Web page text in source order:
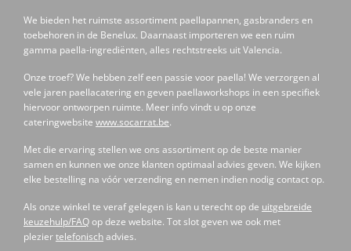
We bieden het ruimste assortiment paellapannen, gasbranders en
toebehoren in de Benelux. Daarnaast importeren we een ruim
gamma paella-ingrediënten, alles rechtstreeks uit Valencia.
Onze troef? We hebben zelf een passie voor paella! We verzorgen al
vele jaren paellacatering en geven paellaworkshops in een specifiek
hiervoor ontworpen ruimte. Meer info vindt u op onze
cateringwebsite www.socarrat.be.
Met die ervaring stellen we ons assortiment op de beste manier
samen en kunnen we onze klanten optimaal advies geven. We kijken
elke bestelling na vóór verzending en nemen indien nodig contact op.
Als onze winkel te veraf gelegen is kan u terecht op de uitgebreide
keuzehulp/FAQop deze website. Tot slot geven we ook met
pleziertelefonischadvies.